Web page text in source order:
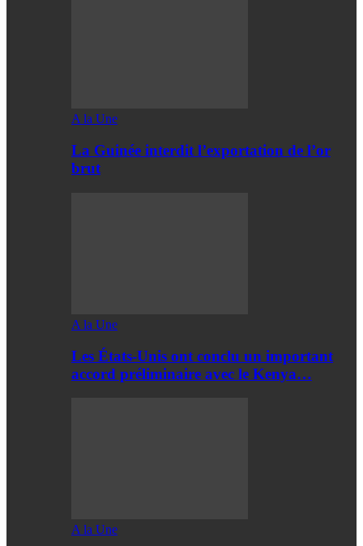
A la Une
La Guinée interdit l’exportation de l’or
brut
A la Une
Les États-Unis ont conclu un important
accord préliminaire avec le Kenya…
A la Une